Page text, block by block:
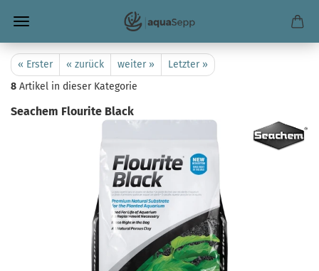
« Erster « zurück weiter »
Letzter »
8 Artikel in dieser Kategorie
Seachem Flourite Black